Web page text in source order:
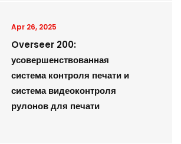
Apr 26, 2025
Overseer 200:
усовершенствованная
система контроля печати и
система видеоконтроля
рулонов для печати